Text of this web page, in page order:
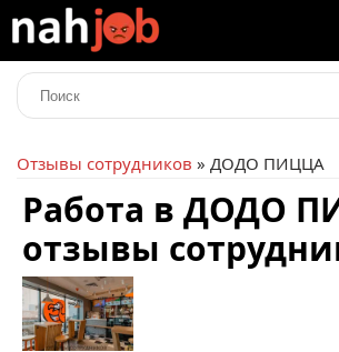
Отзывы сотрудников » ДОДО ПИЦЦА
Работа в ДОДО
отзывы